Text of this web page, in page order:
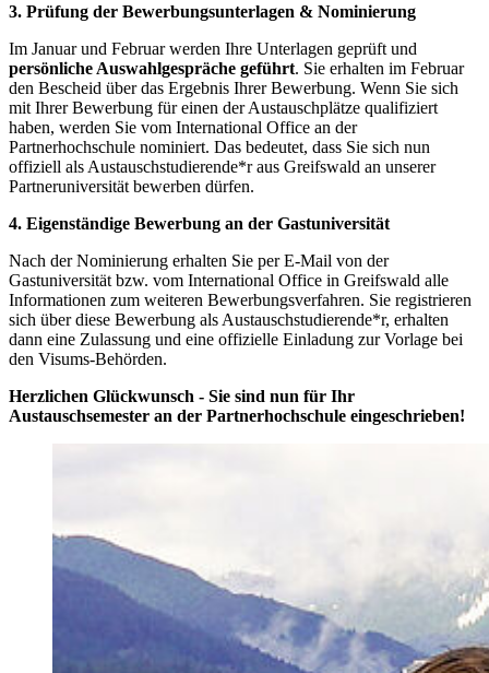
3. Prüfung der Bewerbungsunterlagen & Nominierung
Im Januar und Februar werden Ihre Unterlagen geprüft und
persönliche Auswahlgespräche geführt. Sie erhalten im Februar
den Bescheid über das Ergebnis Ihrer Bewerbung. Wenn Sie sich
mit Ihrer Bewerbung für einen der Austauschplätze qualifiziert
haben, werden Sie vom International Office an der
Partnerhochschule nominiert. Das bedeutet, dass Sie sich nun
offiziell als Austauschstudierende*r aus Greifswald an unserer
Partneruniversität bewerben dürfen.
4. Eigenständige Bewerbung an der Gastuniversität
Nach der Nominierung erhalten Sie per E-Mail von der
Gastuniversität bzw. vom International Office in Greifswald alle
Informationen zum weiteren Bewerbungsverfahren. Sie registrieren
sich über diese Bewerbung als Austauschstudierende*r, erhalten
dann eine Zulassung und eine offizielle Einladung zur Vorlage bei
den Visums-Behörden.
Herzlichen Glückwunsch - Sie sind nun für Ihr
Austauschsemester an der Partnerhochschule eingeschrieben!